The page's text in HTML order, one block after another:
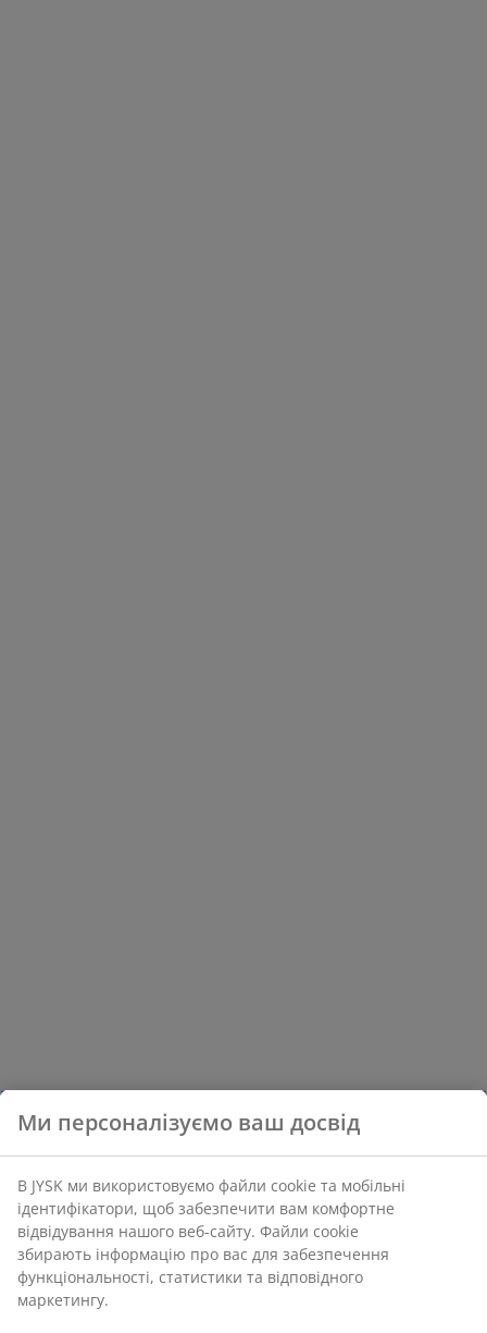
Ми персоналізуємо ваш досвід
В JYSK ми використовуємо файли cookie та мобільні
ідентифікатори, щоб забезпечити вам комфортне
відвідування нашого веб-сайту. Файли cookie
збирають інформацію про вас для забезпечення
функціональності, статистики та відповідного
маркетингу.